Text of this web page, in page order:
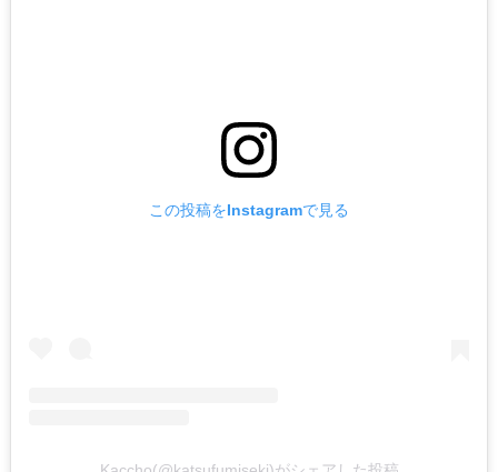
この投稿をInstagramで見る